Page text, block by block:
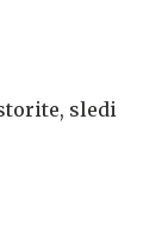
sledi